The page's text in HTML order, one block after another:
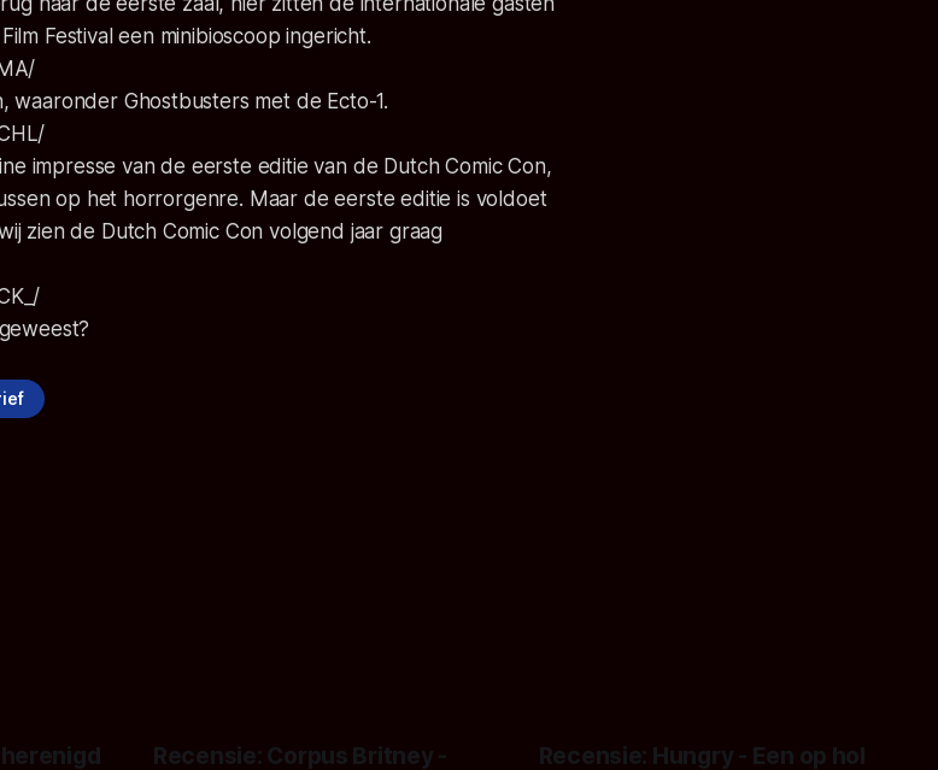
Festival een minibioscoop ingericht.
waaronder Ghostbusters met de Ecto-1.
impresse van de eerste editie van de Dutch Comic Con,
op het horrorgenre. Maar de eerste editie is voldoet
zien de Dutch Comic Con volgend jaar graag
Recensie: Corpus Britney -
Recensie: Hungry - Een op hol